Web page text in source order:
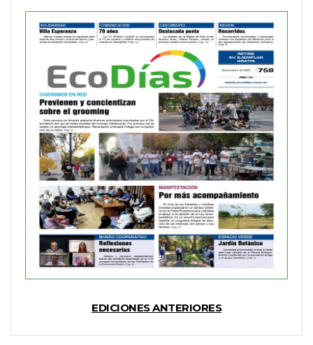
EDICIONES ANTERIORES